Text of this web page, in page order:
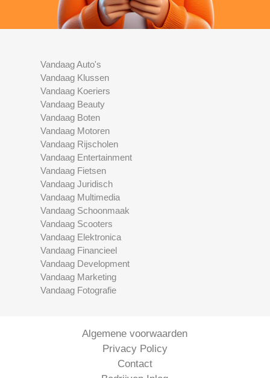
Vandaag Auto's
Vandaag Klussen
Vandaag Koeriers
Vandaag Beauty
Vandaag Boten
Vandaag Motoren
Vandaag Rijscholen
Vandaag Entertainment
Vandaag Fietsen
Vandaag Juridisch
Vandaag Multimedia
Vandaag Schoonmaak
Vandaag Scooters
Vandaag Elektronica
Vandaag Financieel
Vandaag Development
Vandaag Marketing
Vandaag Fotografie
Algemene voorwaarden
Privacy Policy
Contact